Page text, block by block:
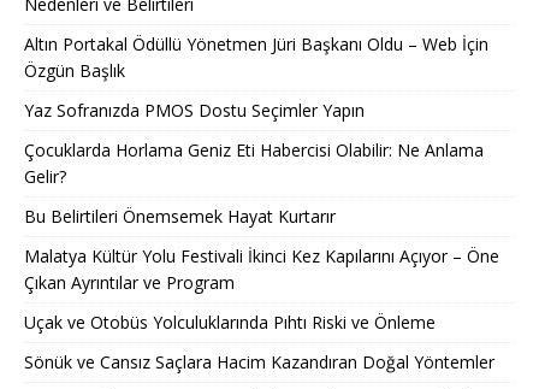
Nedenleri ve Belirtileri
Altın Portakal Ödüllü Yönetmen Jüri Başkanı Oldu – Web İçin
Özgün Başlık
Yaz Sofranızda PMOS Dostu Seçimler Yapın
Çocuklarda Horlama Geniz Eti Habercisi Olabilir: Ne Anlama
Gelir?
Bu Belirtileri Önemsemek Hayat Kurtarır
Malatya Kültür Yolu Festivali İkinci Kez Kapılarını Açıyor – Öne
Çıkan Ayrıntılar ve Program
Uçak ve Otobüs Yolculuklarında Pıhtı Riski ve Önleme
Sönük ve Cansız Saçlara Hacim Kazandıran Doğal Yöntemler